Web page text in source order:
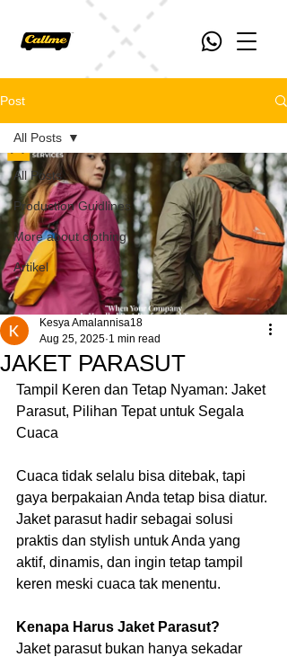
Post
All Posts
Production Guidlines
More about clothing
Artikel
All Posts
JAKET PARASUT
Kesya Amalannisa18
Aug 25, 2025 1 min read
Tampil Keren dan Tetap Nyaman: Jaket
Parasut, Pilihan Tepat untuk Segala
Cuaca
Cuaca tidak selalu bisa ditebak, tapi
gaya berpakaian Anda tetap bisa diatur.
Jaket parasut hadir sebagai solusi
praktis dan stylish untuk Anda yang
aktif, dinamis, dan ingin tetap tampil
keren meski cuaca tak menentu.
Kenapa Harus Jaket Parasut?
Jaket parasut bukan hanya sekadar